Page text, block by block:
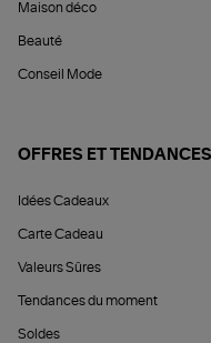
Maison déco
Beauté
Conseil Mode
OFFRES ET TENDANCES
Idées Cadeaux
Carte Cadeau
Valeurs Sûres
Tendances du moment
Soldes